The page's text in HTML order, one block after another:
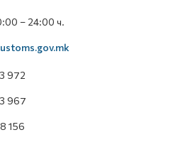
– 24:00 ч.
972
967
156